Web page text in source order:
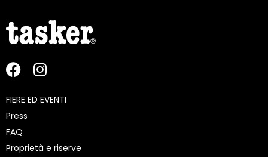
FIERE ED EVENTI
Press
FAQ
Proprietà e riserve